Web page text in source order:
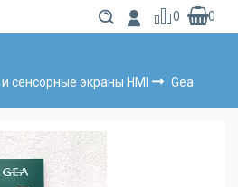
0 0
сенсорные экраны HMI
Gea